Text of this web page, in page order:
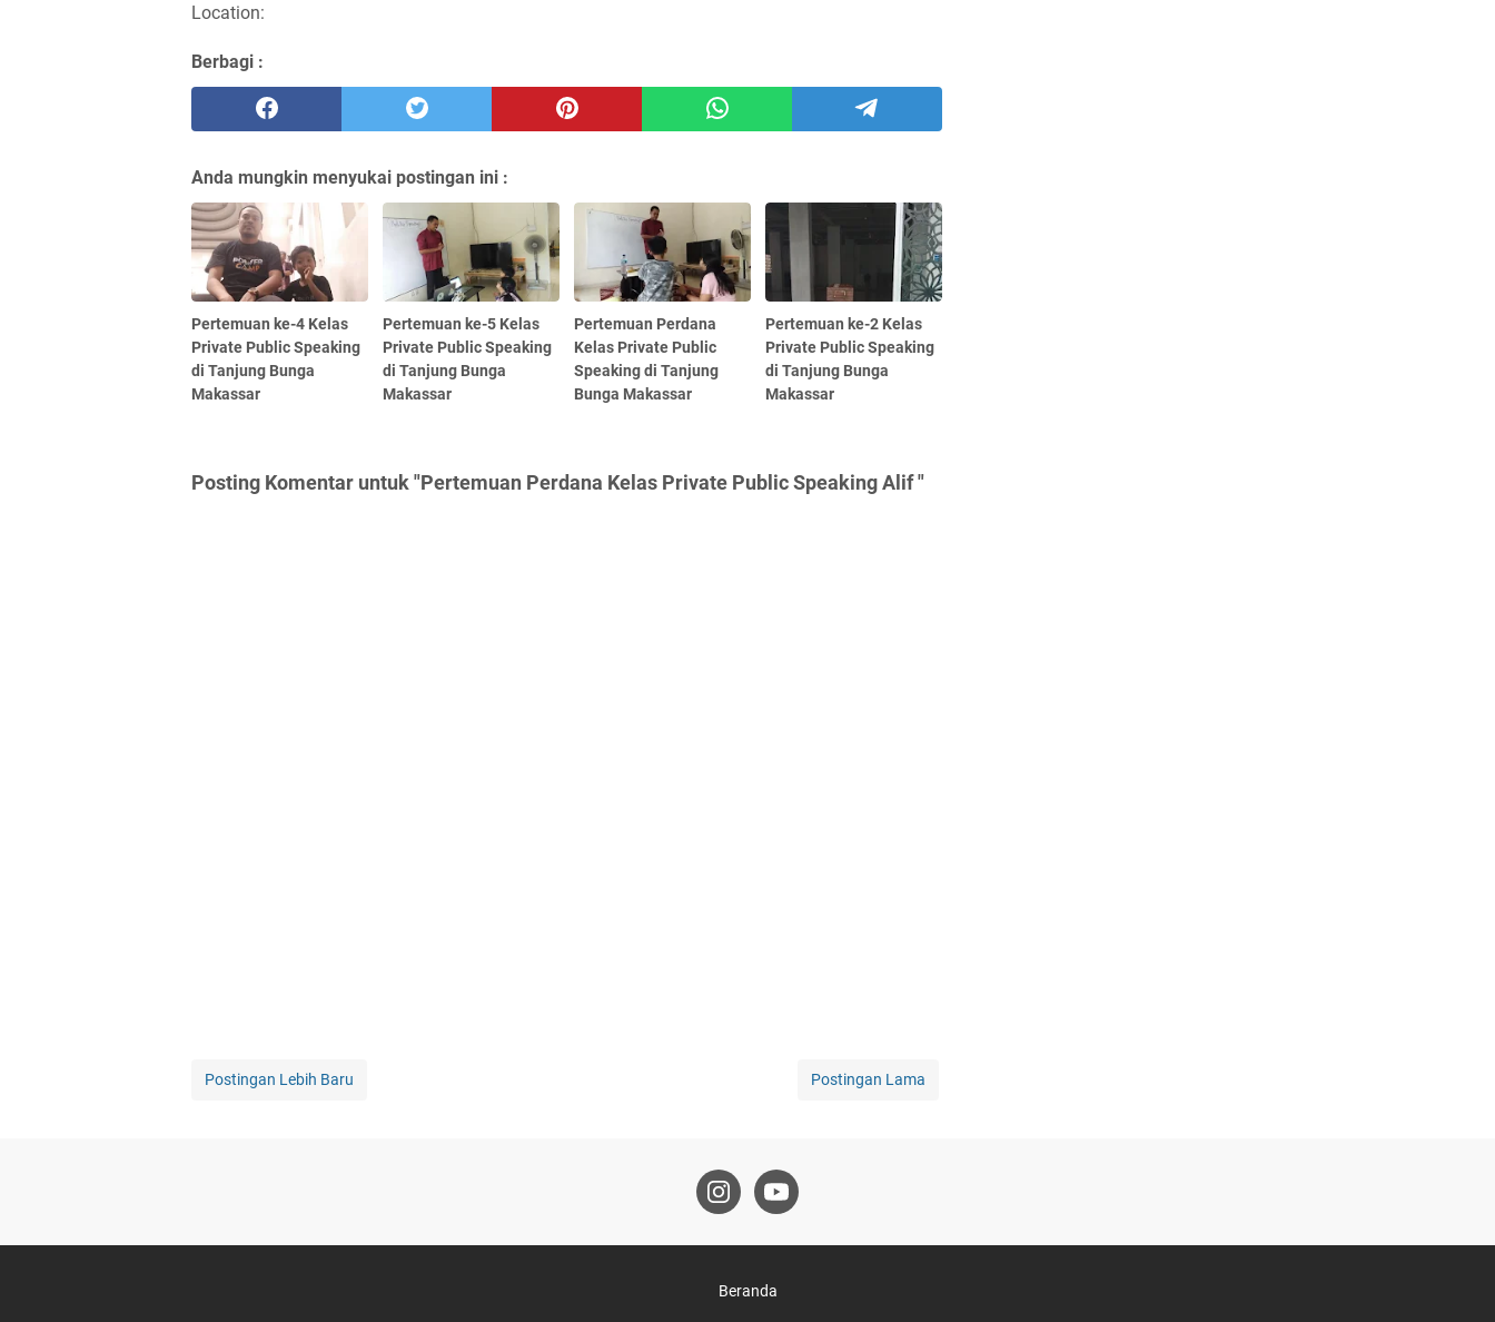
Location:
Berbagi :
Anda mungkin menyukai postingan ini :
Pertemuan ke-4 Kelas
Private Public Speaking
di Tanjung Bunga
Makassar
Pertemuan ke-5 Kelas
Private Public Speaking
di Tanjung Bunga
Makassar
Pertemuan Perdana
Kelas Private Public
Speaking di Tanjung
Bunga Makassar
Pertemuan ke-2 Kelas
Private Public Speaking
di Tanjung Bunga
Makassar
Posting Komentar untuk "Pertemuan Perdana Kelas Private Public Speaking Alif "
Postingan Lebih Baru Postingan Lama
Beranda